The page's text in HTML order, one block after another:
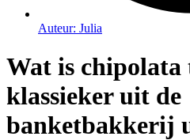
Auteur: Julia
Wat is chipolata
klassieker uit de
banketbakkerij